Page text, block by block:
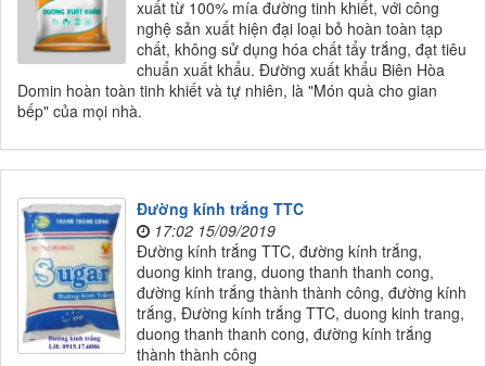
xuất từ 100% mía đường tinh khiết, với công
nghệ sản xuất hiện đại loại bỏ hoàn toàn tạp
chất, không sử dụng hóa chất tẩy trắng, đạt tiêu
chuẩn xuất khẩu. Đường xuất khẩu Biên Hòa
Domin hoàn toàn tinh khiết và tự nhiên, là "Món quà cho gian
bếp" của mọi nhà.
Đường kính trắng TTC
17:02 15/09/2019
Đường kính trắng TTC, đường kính trắng,
duong kinh trang, duong thanh thanh cong,
đường kính trắng thành thành công, đường kính
trắng, Đường kính trắng TTC, duong kinh trang,
duong thanh thanh cong, đường kính trắng
thành thành công